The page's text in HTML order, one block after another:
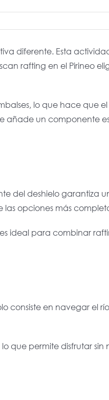
diferente. Esta
rafting en el Pirineo
lo que hace que
añade un componente
del deshielo garantiza
opciones más
ideal para combinar
consiste en navegar el
que permite disfrutar